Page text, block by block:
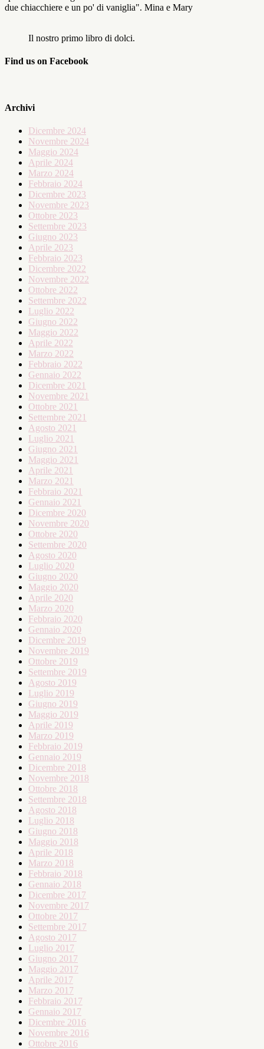
due chiacchiere e un po' di vaniglia". Mina e Mary
Il nostro primo libro di dolci.
Find us on Facebook
Archivi
Dicembre 2024
Novembre 2024
Maggio 2024
Aprile 2024
Marzo 2024
Febbraio 2024
Dicembre 2023
Novembre 2023
Ottobre 2023
Settembre 2023
Giugno 2023
Aprile 2023
Febbraio 2023
Dicembre 2022
Novembre 2022
Ottobre 2022
Settembre 2022
Luglio 2022
Giugno 2022
Maggio 2022
Aprile 2022
Marzo 2022
Febbraio 2022
Gennaio 2022
Dicembre 2021
Novembre 2021
Ottobre 2021
Settembre 2021
Agosto 2021
Luglio 2021
Giugno 2021
Maggio 2021
Aprile 2021
Marzo 2021
Febbraio 2021
Gennaio 2021
Dicembre 2020
Novembre 2020
Ottobre 2020
Settembre 2020
Agosto 2020
Luglio 2020
Giugno 2020
Maggio 2020
Aprile 2020
Marzo 2020
Febbraio 2020
Gennaio 2020
Dicembre 2019
Novembre 2019
Ottobre 2019
Settembre 2019
Agosto 2019
Luglio 2019
Giugno 2019
Maggio 2019
Aprile 2019
Marzo 2019
Febbraio 2019
Gennaio 2019
Dicembre 2018
Novembre 2018
Ottobre 2018
Settembre 2018
Agosto 2018
Luglio 2018
Giugno 2018
Maggio 2018
Aprile 2018
Marzo 2018
Febbraio 2018
Gennaio 2018
Dicembre 2017
Novembre 2017
Ottobre 2017
Settembre 2017
Agosto 2017
Luglio 2017
Giugno 2017
Maggio 2017
Aprile 2017
Marzo 2017
Febbraio 2017
Gennaio 2017
Dicembre 2016
Novembre 2016
Ottobre 2016